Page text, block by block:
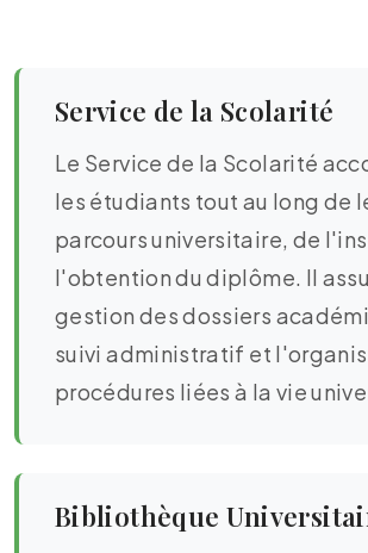
Service de la Scolarité
Le Service de la Scolarité
les étudiants tout au long de
parcours universitaire, de
l'obtention du diplôme. Il
gestion des dossiers
suivi administratif et
procédures liées à la vie
Bibliothèque